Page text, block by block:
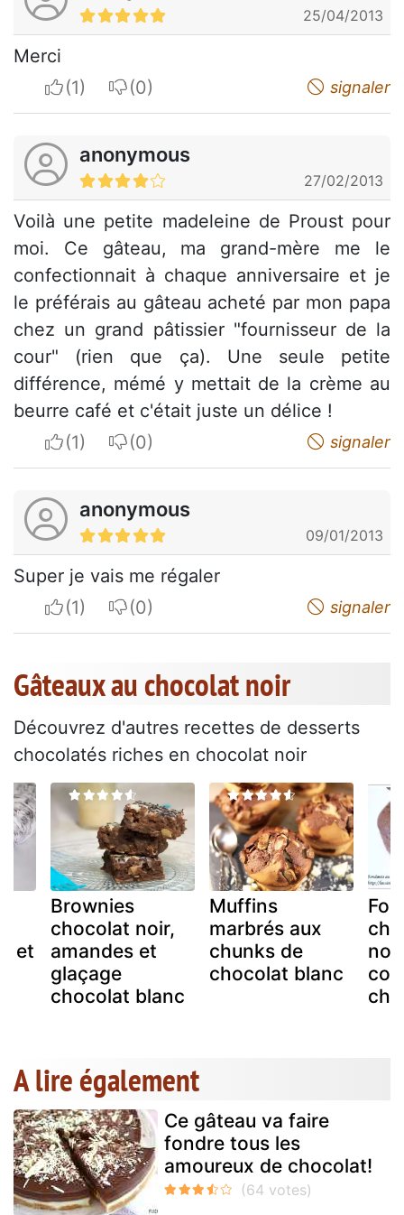
25/04/2013
Merci
I apreciateI do not appreciate signaler
anonymous
27/02/2013
Voilà une petite madeleine de Proust pour
moi. Ce gâteau, ma grand-mère me le
confectionnait à chaque anniversaire et je
le préférais au gâteau acheté par mon papa
chez un grand pâtissier "fournisseur de la
cour" (rien que ça). Une seule petite
différence, mémé y mettait de la crème au
beurre café et c'était juste un délice !
I apreciateI do not appreciate signaler
anonymous
09/01/2013
Super je vais me régaler
I apreciateI do not appreciate signaler
Gâteaux au chocolat noir
Découvrez d'autres recettes de desserts
chocolatés riches en chocolat noir
et
Brownies
chocolat noir,
amandes et
glaçage
chocolat blanc
Muffins
marbrés aux
chunks de
chocolat blanc
A lire également
Ce gâteau va faire
fondre tous les
amoureux de chocolat!